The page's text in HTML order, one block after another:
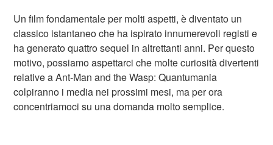
Un film fondamentale per molti aspetti, è diventato un
classico istantaneo che ha ispirato innumerevoli registi e
ha generato quattro sequel in altrettanti anni. Per questo
motivo, possiamo aspettarci che molte curiosità divertenti
relative a Ant-Man and the Wasp: Quantumania
colpiranno i media nei prossimi mesi, ma per ora
concentriamoci su una domanda molto semplice.